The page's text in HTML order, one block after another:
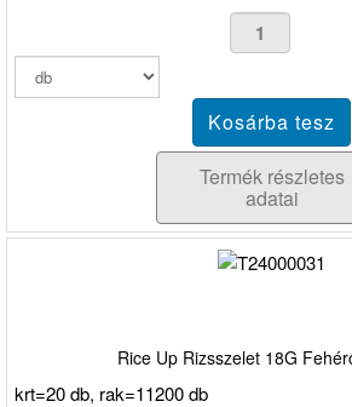
Termék részletes
adatai
Rice Up Rizsszelet 18G
krt=20 db, rak=11200 db